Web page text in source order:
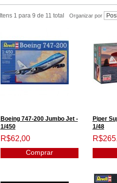
Itens 1 para 9 de 11 total Organizar por
Boeing 747-200 Jumbo Jet -
1/450
R$62,00
Comprar
Piper
1/48